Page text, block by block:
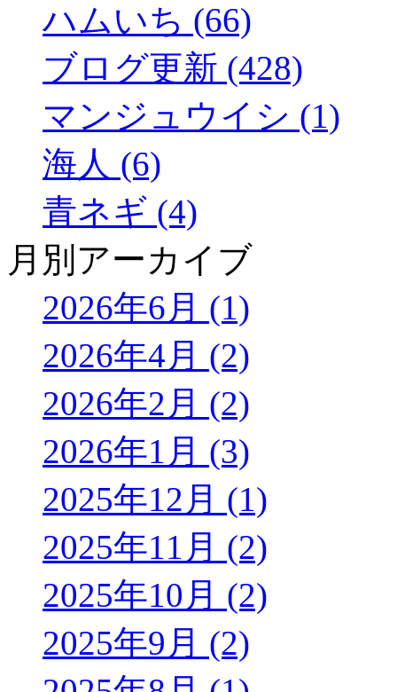
ハムいち (66)
ブログ更新 (428)
マンジュウイシ (1)
海人 (6)
青ネギ (4)
月別アーカイブ
2026年6月 (1)
2026年4月 (2)
2026年2月 (2)
2026年1月 (3)
2025年12月 (1)
2025年11月 (2)
2025年10月 (2)
2025年9月 (2)